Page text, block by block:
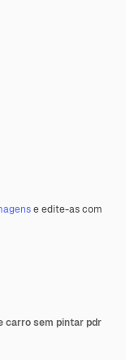
e edite-as com
carro sem pintar pdr